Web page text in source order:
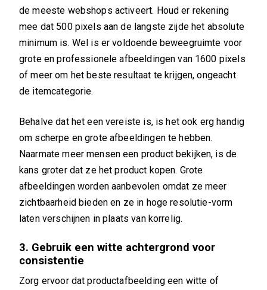
de meeste webshops activeert. Houd er rekening
mee dat 500 pixels aan de langste zijde het absolute
minimum is. Wel is er voldoende beweegruimte voor
grote en professionele afbeeldingen van 1600 pixels
of meer om het beste resultaat te krijgen, ongeacht
de itemcategorie.
Behalve dat het een vereiste is, is het ook erg handig
om scherpe en grote afbeeldingen te hebben.
Naarmate meer mensen een product bekijken, is de
kans groter dat ze het product kopen. Grote
afbeeldingen worden aanbevolen omdat ze meer
zichtbaarheid bieden en ze in hoge resolutie-vorm
laten verschijnen in plaats van korrelig.
3. Gebruik een witte achtergrond voor
consistentie
Zorg ervoor dat productafbeelding een witte of